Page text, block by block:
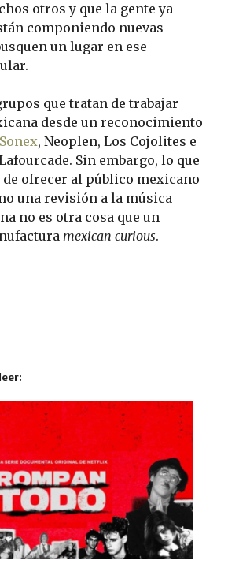
otros y que la gente ya
componiendo nuevas
un lugar en ese
que tratan de trabajar
desde un reconocimiento
Sonex, Neoplen, Los Cojolites e
Sin embargo, lo que
de ofrecer al público mexicano
una revisión a la música
no es otra cosa que un
mexican curious.